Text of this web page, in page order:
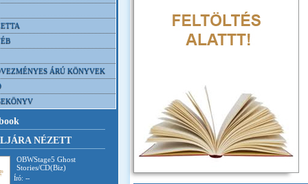
ÁRÚ KÖNYVEK
NÉZETT
OBWStage5 Ghost
Stories/CD(Biz)
Író: --